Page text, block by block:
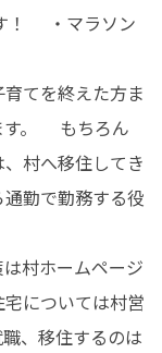
！ 　・マラソン
てを終えた方ま
。 　もちろん
村へ移住してき
勤で勤務する役
村ホームページ
については村営
、移住するのは